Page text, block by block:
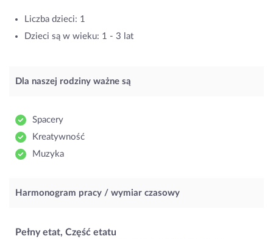
Liczba dzieci: 1
Dzieci są w wieku: 1 - 3 lat
Dla naszej rodziny ważne są
Spacery
Kreatywność
Muzyka
Harmonogram pracy / wymiar czasowy
Pełny etat, Część etatu